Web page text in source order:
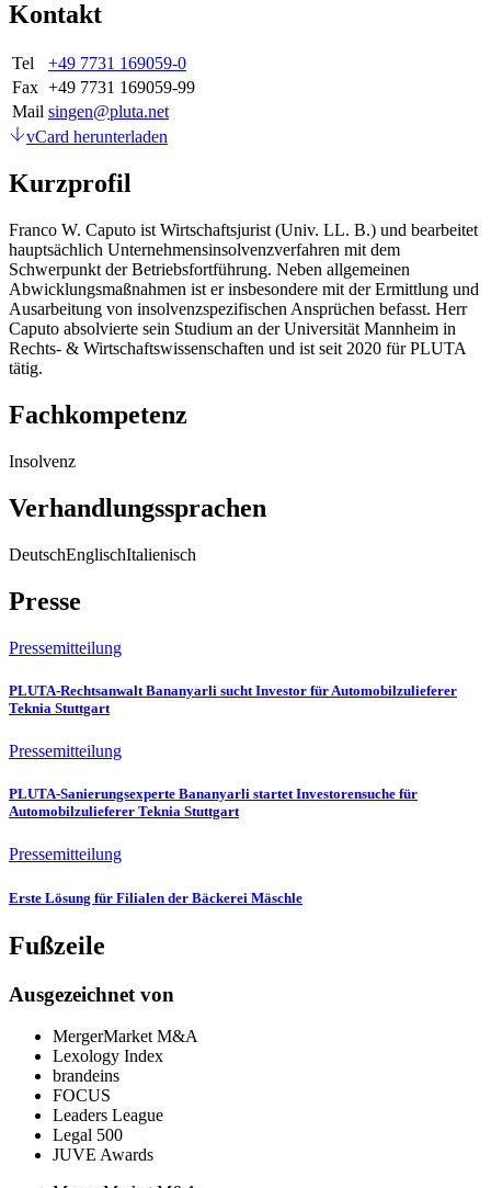
Kontakt
Tel
+49 7731 169059-0
Fax +49 7731 169059-99
Mail singen@pluta.net
vCard herunterladen
Kurzprofil
Franco W. Caputo ist Wirtschaftsjurist (Univ. LL. B.) und bearbeitet
hauptsächlich Unternehmensinsolvenzverfahren mit dem
Schwerpunkt der Betriebsfortführung. Neben allgemeinen
Abwicklungsmaßnahmen ist er insbesondere mit der Ermittlung und
Ausarbeitung von insolvenzspezifischen Ansprüchen befasst. Herr
Caputo absolvierte sein Studium an der Universität Mannheim in
Rechts- & Wirtschaftswissenschaften und ist seit 2020 für PLUTA
tätig.
Fachkompetenz
Insolvenz
Verhandlungssprachen
DeutschEnglischItalienisch
Presse
Pressemitteilung
PLUTA-Rechtsanwalt Bananyarli sucht Investor für Automobilzulieferer
Teknia Stuttgart
Pressemitteilung
PLUTA-Sanierungsexperte Bananyarli startet Investorensuche für
Automobilzulieferer Teknia Stuttgart
Pressemitteilung
Erste Lösung für Filialen der Bäckerei Mäschle
Fußzeile
Ausgezeichnet von
MergerMarket M&A
Lexology Index
brandeins
FOCUS
Leaders League
Legal 500
JUVE Awards